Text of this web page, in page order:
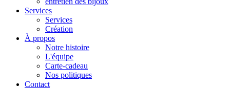
Services
Services
Création
À propos
Notre histoire
L'équipe
Carte-cadeau
Nos politiques
Contact